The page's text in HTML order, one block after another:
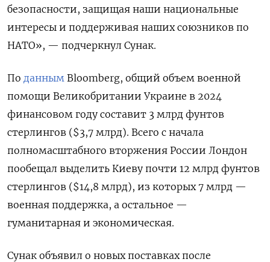
безопасности, защищая наши национальные
интересы и поддерживая наших союзников по
НАТО», — подчеркнул Сунак.
По данным Bloomberg, общий объем военной
помощи Великобритании Украине в 2024
финансовом году составит 3 млрд фунтов
стерлингов ($3,7 млрд). Всего с начала
полномасштабного вторжения России Лондон
пообещал выделить Киеву почти 12 млрд фунтов
стерлингов ($14,8 млрд), из которых 7 млрд —
военная поддержка, а остальное —
гуманитарная и экономическая.
Сунак объявил о новых поставках после